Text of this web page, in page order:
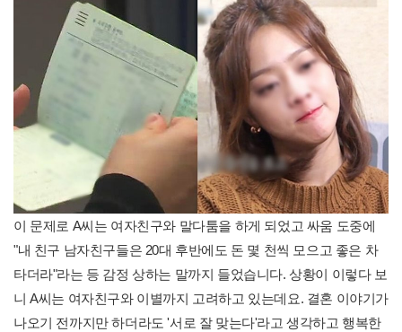
이 문제로 A씨는 여자친구와 말다툼을 하게 되었고 싸움 도중에
"내 친구 남자친구들은 20대 후반에도 돈 몇 천씩 모으고 좋은 차
타더라"라는 등 감정 상하는 말까지 들었습니다. 상황이 이렇다 보
니 A씨는 여자친구와 이별까지 고려하고 있는데요. 결혼 이야기가
나오기 전까지만 하더라도 '서로 잘 맞는다'라고 생각하고 행복한